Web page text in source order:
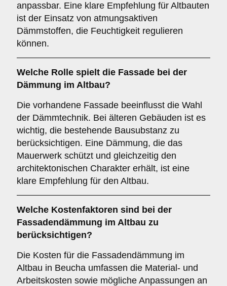
anpassbar. Eine klare Empfehlung für Altbauten
ist der Einsatz von atmungsaktiven
Dämmstoffen, die Feuchtigkeit regulieren
können.
Welche Rolle spielt die Fassade bei der
Dämmung im Altbau?
Die vorhandene Fassade beeinflusst die Wahl
der Dämmtechnik. Bei älteren Gebäuden ist es
wichtig, die bestehende Bausubstanz zu
berücksichtigen. Eine Dämmung, die das
Mauerwerk schützt und gleichzeitig den
architektonischen Charakter erhält, ist eine
klare Empfehlung für den Altbau.
Welche Kostenfaktoren sind bei der
Fassadendämmung im Altbau zu
berücksichtigen?
Die Kosten für die Fassadendämmung im
Altbau in Beucha umfassen die Material- und
Arbeitskosten sowie mögliche Anpassungen an